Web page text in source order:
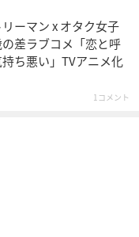
ーマン x オタク女子
差ラブコメ「恋と呼
ち悪い」TVアニメ化
1コメント